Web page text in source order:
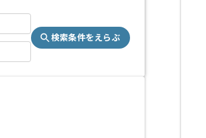
検索条件をえらぶ